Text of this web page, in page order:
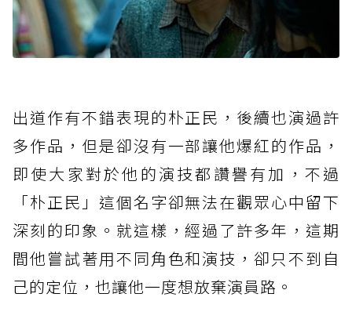
出道作有不錯表現的朴正民，後續也演過許
多作品，但是卻沒有一部讓他爆紅的作品，
即使大家對於他的演技都讚譽有加，不過
「朴正民」這個名字卻無法在觀眾心中留下
深刻的印象。就這樣，經過了許多年，這期
間他嘗試著用不同角色和演技，卻只不到自
己的定位，也讓他一度想放棄演員路。